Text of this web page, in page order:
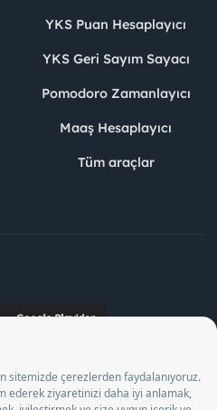
YKS Puan Hesaplayıcı
YKS Geri Sayım Sayacı
Pomodoro Zamanlayıcı
Maaş Hesaplayıcı
Tüm araçlar
ve Danışmanlık A.Ş. Özel İstihdam